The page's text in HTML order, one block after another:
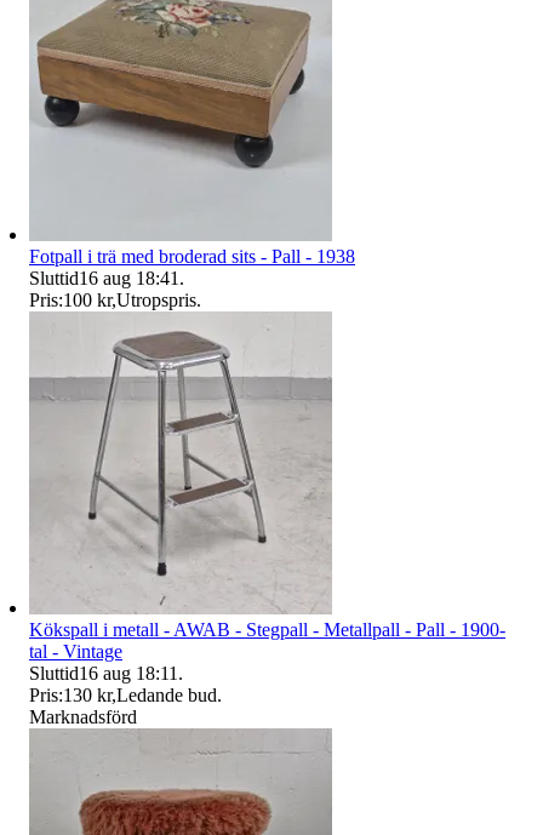
Fotpall i trä med broderad sits - Pall - 1938
Sluttid16 aug 18:41 .
Pris:100 kr,Utropspris.
Kökspall i metall - AWAB - Stegpall - Metallpall - Pall - 1900-
tal - Vintage
Sluttid16 aug 18:11 .
Pris:130 kr,Ledande bud.
Marknadsförd